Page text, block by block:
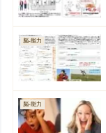
脳-能力
脳-能力